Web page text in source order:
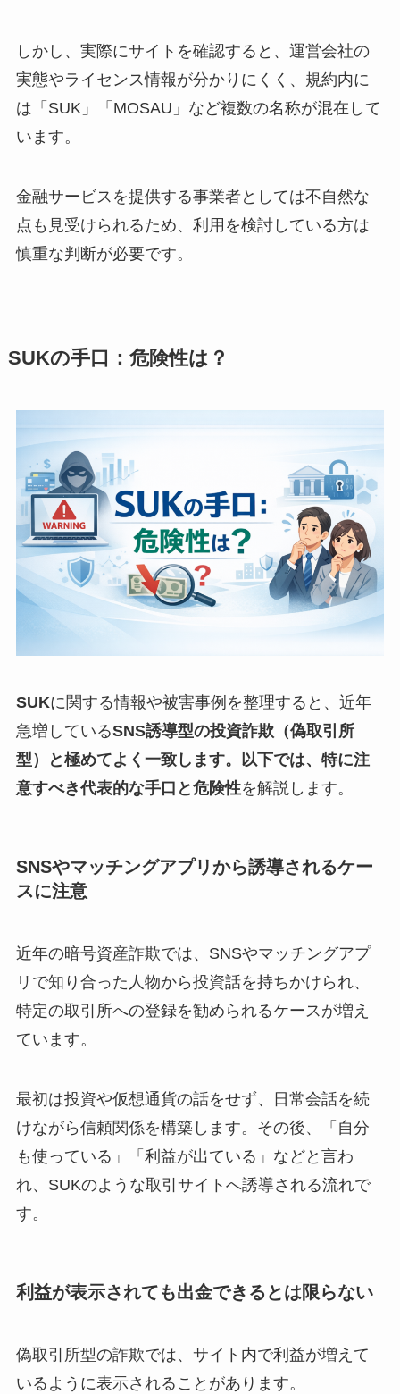
しかし、実際にサイトを確認すると、運営会社の
実態やライセンス情報が分かりにくく、規約内に
は「SUK」「MOSAU」など複数の名称が混在して
います。
金融サービスを提供する事業者としては不自然な
点も見受けられるため、利用を検討している方は
慎重な判断が必要です。
SUKの手口：危険性は？
SUKに関する情報や被害事例を整理すると、近年
急増しているSNS誘導型の投資詐欺（偽取引所
型）
と極めてよく一致します。以下では、特に注
意すべき代表的な手口と危険性を解説します。
SNSやマッチングアプリから誘導されるケー
スに注意
近年の暗号資産詐欺では、SNSやマッチングアプ
リで知り合った人物から投資話を持ちかけられ、
特定の取引所への登録を勧められるケースが増え
ています。
最初は投資や仮想通貨の話をせず、日常会話を続
けながら信頼関係を構築します。その後、「自分
も使っている」「利益が出ている」などと言わ
れ、SUKのような取引サイトへ誘導される流れで
す。
利益が表示されても出金できるとは限らない
偽取引所型の詐欺では、サイト内で利益が増えて
いるように表示されることがあります。